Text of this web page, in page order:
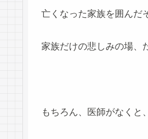
亡くなった家族を囲んだ
家族だけの悲しみの場、
もちろん、医師がなくと、